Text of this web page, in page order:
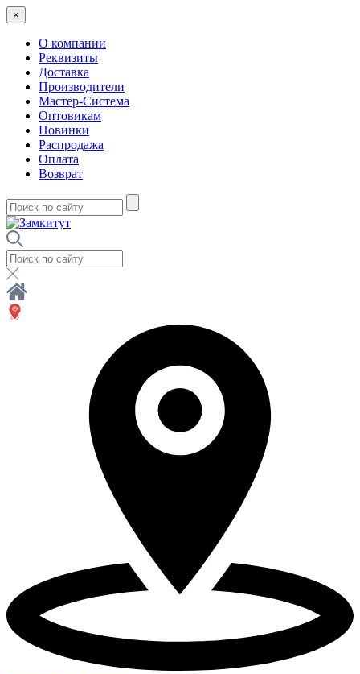
×
О компании
Реквизиты
Доставка
Производители
Мастер-Система
Оптовикам
Новинки
Распродажа
Оплата
Возврат